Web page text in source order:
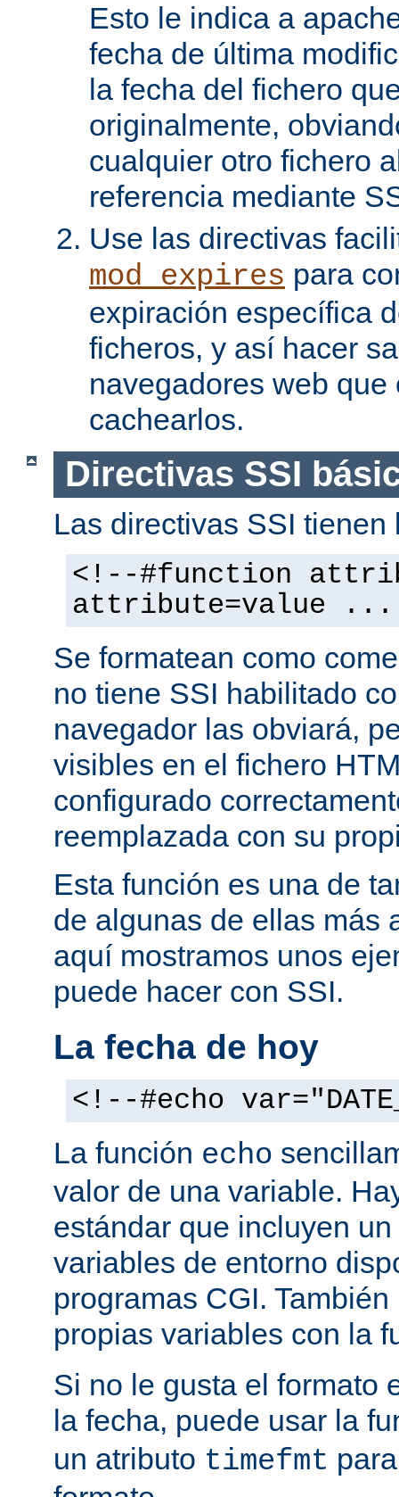
Esto le indica a
fecha de última
la fecha del fichero
originalmente,
cualquier otro fichero
referencia mediante
Use las directivas
mod_expires para
expiración específica
ficheros, y así hacer
navegadores web que
cachearlos.
Directivas SSI
Las directivas SSI
<!--#function
attribute=value
Se formatean como
no tiene SSI habilitado
navegador las obviará,
visibles en el fichero
configurado
reemplazada con su
Esta función es una de
de algunas de ellas más
aquí mostramos unos
puede hacer con SSI.
La fecha de hoy
<!--#echo
La función echo
valor de una variable.
estándar que incluyen
variables de entorno
programas CGI.
propias variables con la
Si no le gusta el formato
la fecha, puede usar la
un atributo timefmt